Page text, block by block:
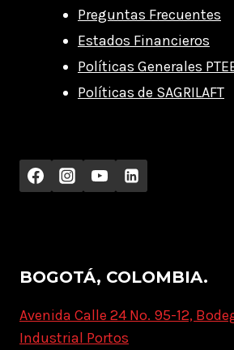
Preguntas Frecuentes
Estados Financieros
Políticas Generales
Políticas de SAGRILAFT
BOGOTÁ, COLOMBIA.
Avenida Calle 24 No. 95-12,
Industrial Portos